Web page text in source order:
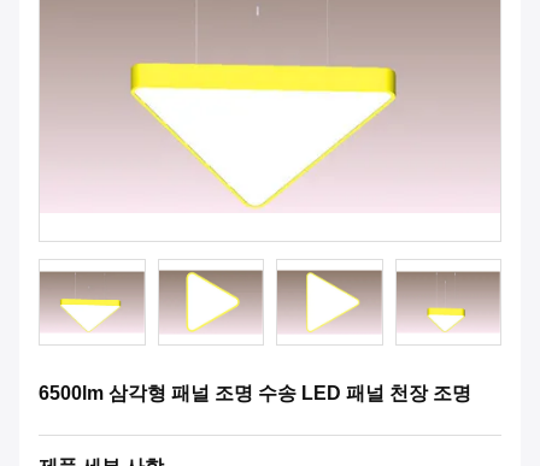
6500lm 삼각형 패널 조명 수송 LED 패널 천장 조명